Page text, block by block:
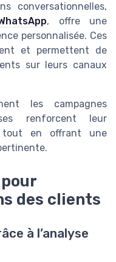
conversationnelles,
, offre une
personnalisée. Ces
et permettent de
sur leurs canaux
les campagnes
renforcent leur
tout en offrant une
des clients
à l’analyse